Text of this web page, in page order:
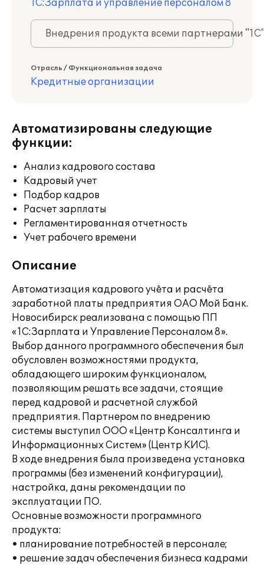
1С:Зарплата и управление персоналом 8
Внедрения продукта всеми партнерами
Отрасль / Функциональная задача
Кредитные организации
Автоматизированы следующие
функции:
Анализ кадрового состава
Кадровый учет
Подбор кадров
Расчет зарплаты
Регламентированная отчетность
Учет рабочего времени
Описание
Автоматизация кадрового учёта и расчёта
заработной платы предприятия ОАО Мой Банк.
Новосибирск реализована с помощью ПП
«1С:Зарплата и Управление Персоналом 8».
Выбор данного программного обеспечения был
обусловлен возможностями продукта,
обладающего широким функционалом,
позволяющим решать все задачи, стоящие
перед кадровой и расчетной службой
предприятия. Партнером по внедрению
системы выступил ООО «Центр Консалтинга и
Информационных Систем» (Центр КИС).
В ходе внедрения была произведена установка
программы (без изменений конфигурации),
настройка, даны рекомендации по
эксплуатации ПО.
Основные возможности программного
продукта:
• планирование потребностей в персонале;
• решение задач обеспечения бизнеса кадрами